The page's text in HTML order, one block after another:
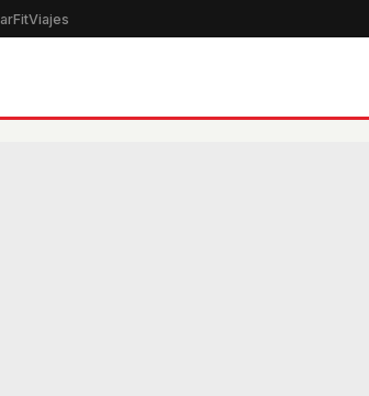
FitViajes